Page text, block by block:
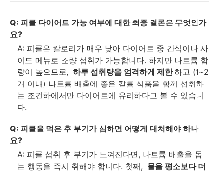
Q: 피클 다이어트 가능 여부에 대한 최종 결론은 무엇인가
요?
A: 피클은 칼로리가 매우 낮아 다이어트 중 간식이나 사
이드 메뉴로 소량 섭취가 가능합니다. 하지만 나트륨 함
량이 높으므로, 하루 섭취량을 엄격하게 제한 하고 (1~2
개 이내) 나트륨 배출에 좋은 칼륨 식품을 함께 섭취하
는 조건하에서만 다이어트에 유리하다고 볼 수 있습니
다.
Q: 피클을 먹은 후 부기가 심하면 어떻게 대처해야 하나
요?
A: 피클 섭취 후 부기가 느껴진다면, 나트륨 배출을 돕
는 행동을 즉시 취해야 합니다. 첫째, 물을 평소보다 더